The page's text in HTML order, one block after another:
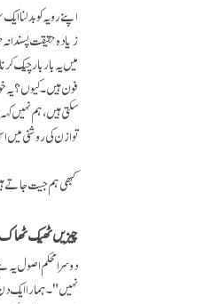
اپنے رویہ کو
زیادہ حقیقت پسندانہ
میں یہ بار بار چیک
فون ہیں۔ کیوں؟ یہ
سکتی ہیں، ہم نہیں
توازن کی روشنی میں اس
کبھی ہم جیت جاتے
چیزیں ٹھیک ٹھاک
دوسرا محکم اصول
نہیں"۔ ہمارا ایک